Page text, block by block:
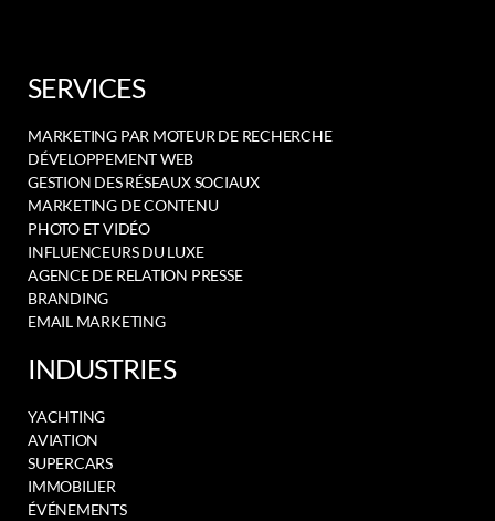
SERVICES
MARKETING PAR MOTEUR DE RECHERCHE
DÉVELOPPEMENT WEB
GESTION DES RÉSEAUX SOCIAUX
MARKETING DE CONTENU
PHOTO ET VIDÉO
INFLUENCEURS DU LUXE
AGENCE DE RELATION PRESSE
BRANDING
EMAIL MARKETING
INDUSTRIES
YACHTING
AVIATION
SUPERCARS
IMMOBILIER
ÉVÉNEMENTS